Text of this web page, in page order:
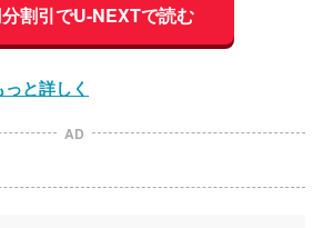
割引でU-NEXTで読む
と詳しく
AD